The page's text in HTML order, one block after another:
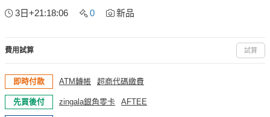
3日+21:18:05 0 新品
費用試算 試算
即時付款 ATM轉帳 超商代碼繳費
先買後付 zingala銀角零卡 AFTEE